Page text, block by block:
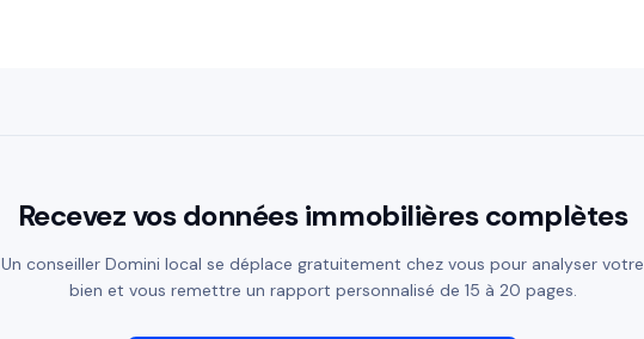
Recevez vos données immobilières complètes
Un conseiller Domini local se déplace gratuitement chez vous pour analyser votre
bien et vous remettre un rapport personnalisé de 15 à 20 pages.